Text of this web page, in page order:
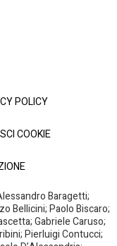
POLICY
COOKIE
Baragetti;
Bellicini; Paolo Biscaro;
Gabriele Caruso;
Pierluigi Contucci;